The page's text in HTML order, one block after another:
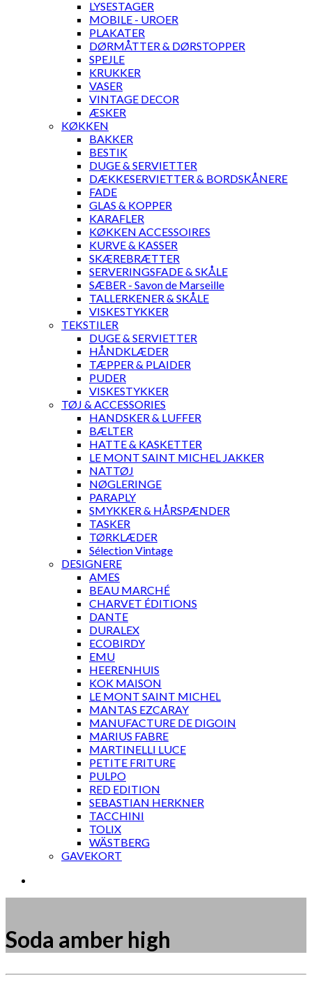
LYSESTAGER
MOBILE - UROER
PLAKATER
DØRMÅTTER & DØRSTOPPER
SPEJLE
KRUKKER
VASER
VINTAGE DECOR
ÆSKER
KØKKEN
BAKKER
BESTIK
DUGE & SERVIETTER
DÆKKESERVIETTER & BORDSKÅNERE
FADE
GLAS & KOPPER
KARAFLER
KØKKEN ACCESSOIRES
KURVE & KASSER
SKÆREBRÆTTER
SERVERINGSFADE & SKÅLE
SÆBER - Savon de Marseille
TALLERKENER & SKÅLE
VISKESTYKKER
TEKSTILER
DUGE & SERVIETTER
HÅNDKLÆDER
TÆPPER & PLAIDER
PUDER
VISKESTYKKER
TØJ & ACCESSORIES
HANDSKER & LUFFER
BÆLTER
HATTE & KASKETTER
LE MONT SAINT MICHEL JAKKER
NATTØJ
NØGLERINGE
PARAPLY
SMYKKER & HÅRSPÆNDER
TASKER
TØRKLÆDER
Sélection Vintage
DESIGNERE
AMES
BEAU MARCHÉ
CHARVET ÉDITIONS
DANTE
DURALEX
ECOBIRDY
EMU
HEERENHUIS
KOK MAISON
LE MONT SAINT MICHEL
MANTAS EZCARAY
MANUFACTURE DE DIGOIN
MARIUS FABRE
MARTINELLI LUCE
PETITE FRITURE
PULPO
RED EDITION
SEBASTIAN HERKNER
TACCHINI
TOLIX
WÄSTBERG
GAVEKORT
Soda amber high